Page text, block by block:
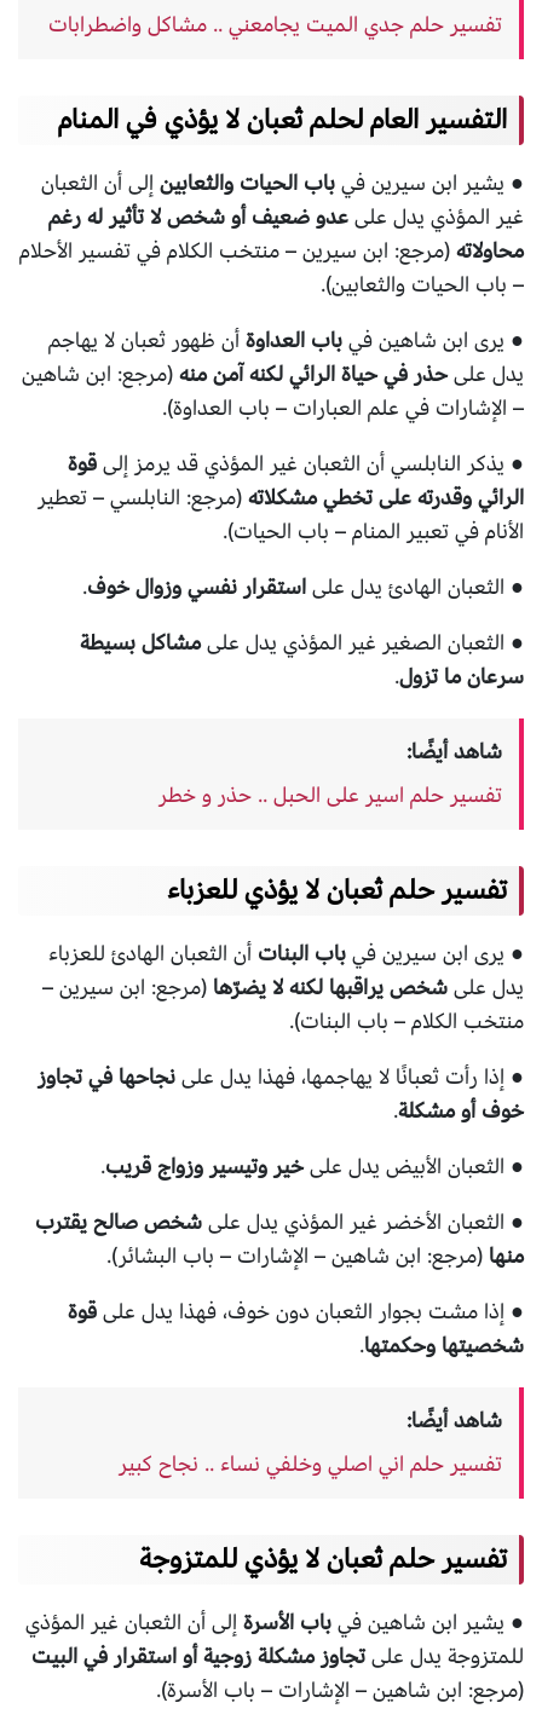
تفسير حلم جدي الميت يجامعني .. مشاكل واضطرابات
التفسير العام لحلم ثعبان لا يؤذي في المنام
● يشير ابن سيرين فيباب الحيات والثعابين إلى أن الثعبان
غير المؤذي يدل علىعدو ضعيف أو شخص لا تأثير له رغم
محاولاته(مرجع: ابن سيرين – منتخب الكلام في تفسير الأحلام
– باب الحيات والثعابين).
● يرى ابن شاهين فيباب العداوةأن ظهور ثعبان لا يهاجم
يدل علىحذر في حياة الرائي لكنه آمن منه(مرجع: ابن شاهين
– الإشارات في علم العبارات – باب العداوة).
● يذكر النابلسي أن الثعبان غير المؤذي قد يرمز إلىقوة
الرائي وقدرته على تخطي مشكلاته(مرجع: النابلسي – تعطير
الأنام في تعبير المنام – باب الحيات).
● الثعبان الهادئ يدل علىاستقرار نفسي وزوال خوف.
● الثعبان الصغير غير المؤذي يدل علىمشاكل بسيطة
سرعان ما تزول.
شاهد أيضًا:
تفسير حلم اسير على الحبل .. حذر و خطر
تفسير حلم ثعبان لا يؤذي للعزباء
● يرى ابن سيرين فيباب البنات أن الثعبان الهادئ للعزباء
يدل علىشخص يراقبها لكنه لا يضرّها (مرجع: ابن سيرين –
منتخب الكلام – باب البنات).
● إذا رأت ثعبانًا لا يهاجمها، فهذا يدل علىنجاحها في تجاوز
خوف أو مشكلة.
● الثعبان الأبيض يدل علىخير وتيسير وزواج قريب.
● الثعبان الأخضر غير المؤذي يدل علىشخص صالح يقترب
منها (مرجع: ابن شاهين – الإشارات – باب البشائر).
● إذا مشت بجوار الثعبان دون خوف، فهذا يدل علىقوة
شخصيتها وحكمتها.
شاهد أيضًا:
تفسير حلم اني اصلي وخلفي نساء .. نجاح كبير
تفسير حلم ثعبان لا يؤذي للمتزوجة
● يشير ابن شاهين فيباب الأسرة إلى أن الثعبان غير المؤذي
للمتزوجة يدل علىتجاوز مشكلة زوجية أو استقرار في البيت
(مرجع: ابن شاهين – الإشارات – باب الأسرة).